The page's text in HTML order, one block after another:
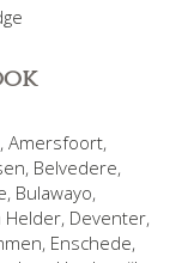
, Amersfoort,
, Belvedere,
, Bulawayo,
Helder, Deventer,
, Enschede,